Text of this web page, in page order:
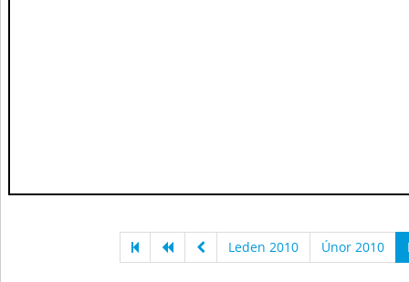
Leden 2010 Únor 2010